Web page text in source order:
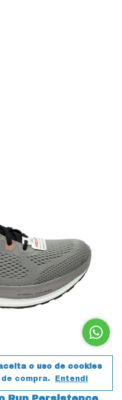
o uso de cookies
compra.
Entendi